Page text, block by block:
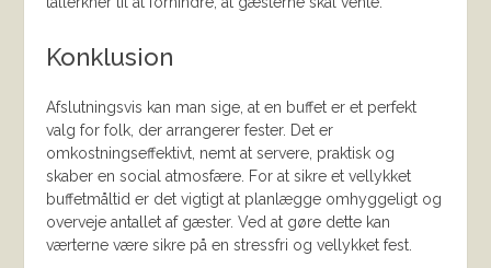
Konklusion
Afslutningsvis kan man sige, at en buffet er et perfekt
valg for folk, der arrangerer fester. Det er
omkostningseffektivt, nemt at servere, praktisk og
skaber en social atmosfære. For at sikre et vellykket
buffetmåltid er det vigtigt at planlægge omhyggeligt og
overveje antallet af gæster. Ved at gøre dette kan
værterne være sikre på en stressfri og vellykket fest.